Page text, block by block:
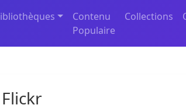
Contenu
Populaire
Collections